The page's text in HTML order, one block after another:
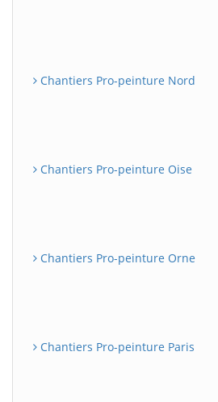
Chantiers Pro-peinture Nord
Chantiers Pro-peinture Oise
Chantiers Pro-peinture Orne
Chantiers Pro-peinture Paris